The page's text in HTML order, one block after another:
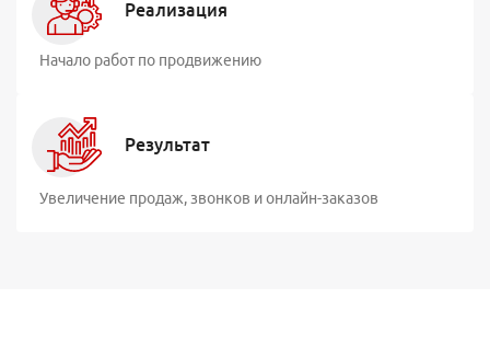
Реализация
Начало работ по продвижению
Результат
Увеличение продаж, звонков и онлайн-заказов